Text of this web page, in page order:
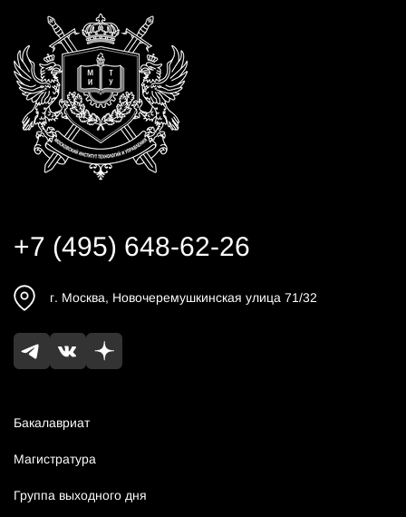
Бакалавриат
Магистратура
Группа выходного дня
+7 (495) 648-62-26
г. Москва, Новочеремушкинская улица 71/32